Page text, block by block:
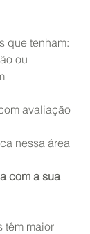
que tenham:
nessa área
com a sua
têm maior